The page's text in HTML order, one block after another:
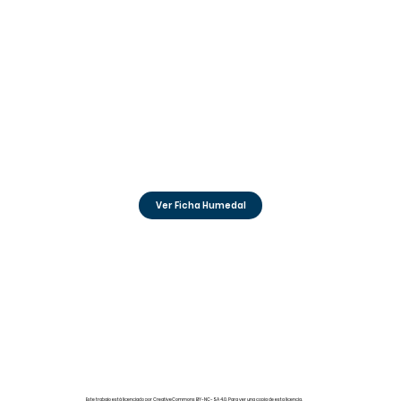
Ver Ficha Humedal
Este trabajo está licenciado por CreativeCommons BY-NC-SA 4.0. Para ver una copia de esta licencia,